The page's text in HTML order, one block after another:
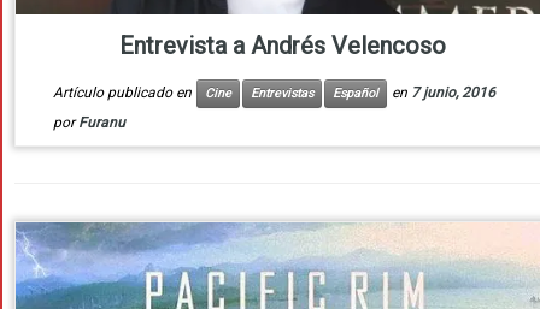
Entrevista a Andrés Velencoso
Artículo publicado en Cine Entrevistas Español en 7 junio, 2016
porFuranu